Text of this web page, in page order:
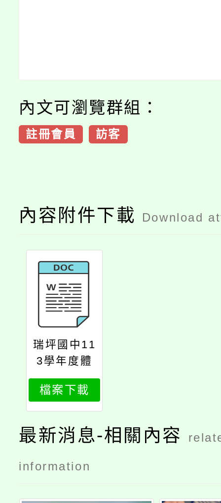
內文可瀏覽群組：
註冊會員 訪客
內容附件下載 Download
瑞坪國中11
3學年度體
育班招生簡
章
檔案下載
最新消息-相關內容
information